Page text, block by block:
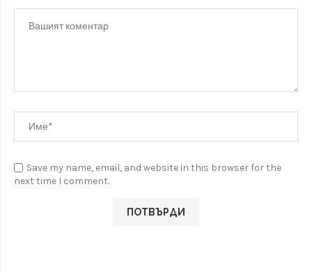
Save my name, email, and website in this browser for the
next time I comment.